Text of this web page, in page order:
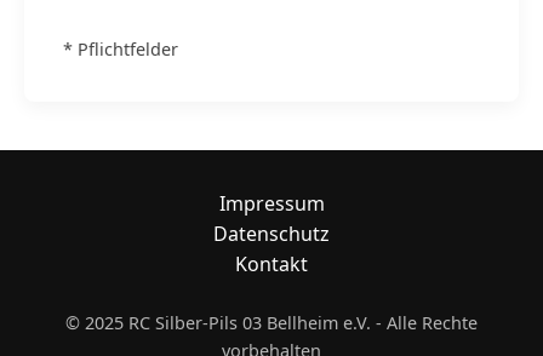
* Pflichtfelder
Impressum
Datenschutz
Kontakt
© 2025 RC Silber-Pils 03 Bellheim e.V. - Alle Rechte
vorbehalten